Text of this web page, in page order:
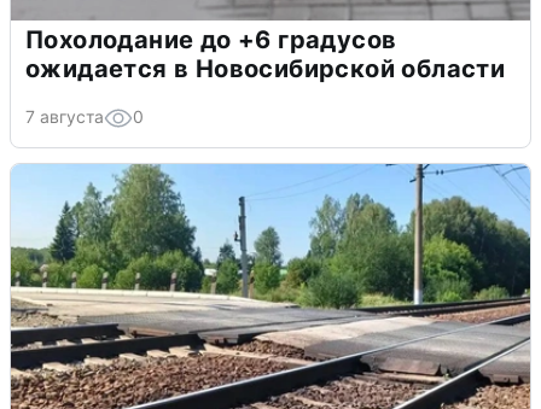
Похолодание до +6 градусов
ожидается в Новосибирской области
7 августа 0